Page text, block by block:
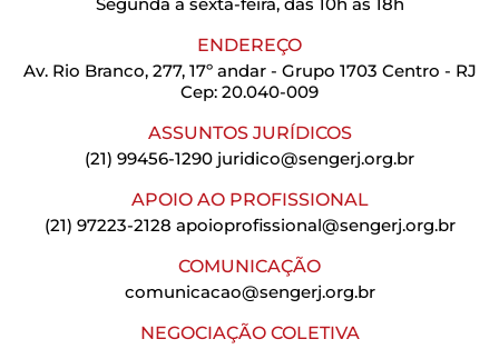
Segunda a sexta-feira, das 10h às 18h
ENDEREÇO
Av. Rio Branco, 277, 17º andar - Grupo 1703 Centro - RJ
Cep: 20.040-009
ASSUNTOS JURÍDICOS
(21) 99456-1290 juridico@sengerj.org.br
APOIO AO PROFISSIONAL
(21) 97223-2128 apoioprofissional@sengerj.org.br
COMUNICAÇÃO
comunicacao@sengerj.org.br
NEGOCIAÇÃO COLETIVA